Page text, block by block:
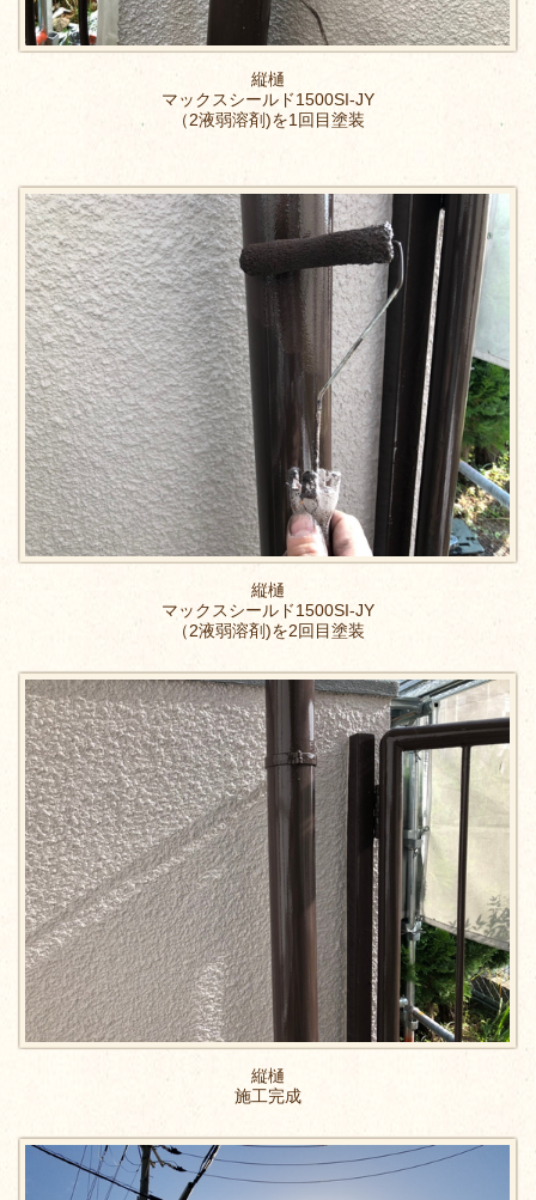
縦樋
マックスシールド1500SI-JY
（2液弱溶剤)を1回目塗装
縦樋
マックスシールド1500SI-JY
（2液弱溶剤)を2回目塗装
縦樋
施工完成